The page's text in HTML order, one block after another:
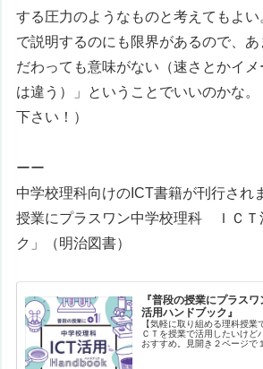
する圧力のようなものと考えてもよ
で説明するのにも限界があるので、あ
だわっても意味がない（速さとかイ
は違う）」ということでいいのかな
下さい！）
ーー
中学校理科向けのICT書籍が刊行さ
授業にプラスワン中学校理科 ＩＣＴ
ク 」（明治図書）
『普段の授業にプラス
活用ハンドブック』
【気軽に取り組める理科授業
ＣＴを授業で活用したいけど
おすすめ。見開き２ページで